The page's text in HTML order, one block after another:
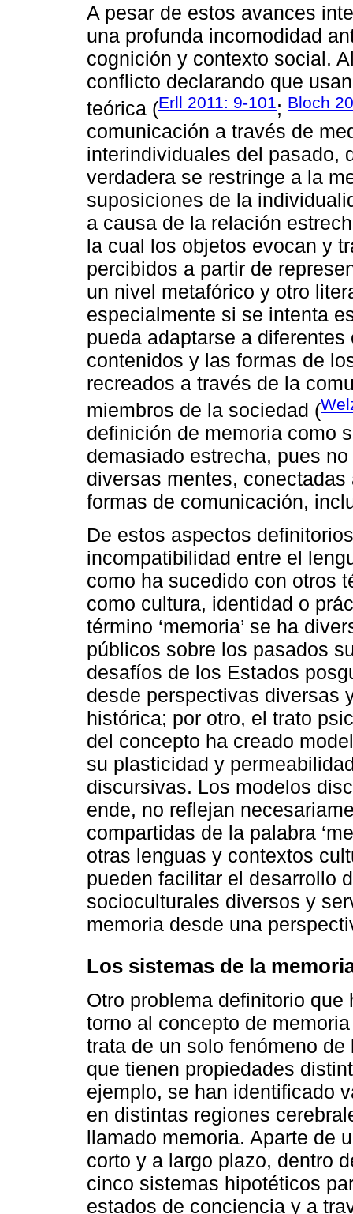
A pesar de estos avances
una profunda incomodidad
cognición y contexto social.
conflicto declarando que
teórica (Erll 2011: 9-101 ; Bloch
comunicación a través de
interindividuales del pasado,
verdadera se restringe a la
suposiciones de la
a causa de la relación
la cual los objetos evocan y
percibidos a partir de
un nivel metafórico y otro
especialmente si se intenta
pueda adaptarse a
contenidos y las formas de
recreados a través de la
miembros de la sociedad (
definición de memoria como
demasiado estrecha, pues
diversas mentes,
formas de comunicación,
De estos aspectos
incompatibilidad entre el
como ha sucedido con otros
como cultura, identidad o
término ‘memoria’ se ha
públicos sobre los pasados
desafíos de los Estados
desde perspectivas diversas
histórica; por otro, el trato
del concepto ha creado
su plasticidad y
discursivas. Los modelos
ende, no reflejan
compartidas de la palabra
otras lenguas y contextos
pueden facilitar el desarrollo
socioculturales diversos y
memoria desde una
Los sistemas de la
Otro problema definitorio
torno al concepto de
trata de un solo fenómeno
que tienen propiedades
ejemplo, se han identificado
en distintas regiones
llamado memoria. Aparte de
corto y a largo plazo, dentro
cinco sistemas hipotéticos
estados de conciencia y a